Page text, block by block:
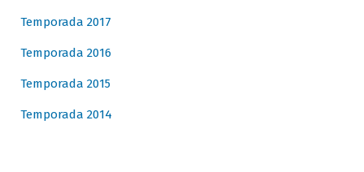
Temporada 2017
Temporada 2016
Temporada 2015
Temporada 2014